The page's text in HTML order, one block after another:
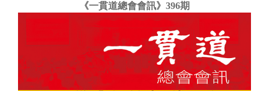
《一貫道總會會訊》396期